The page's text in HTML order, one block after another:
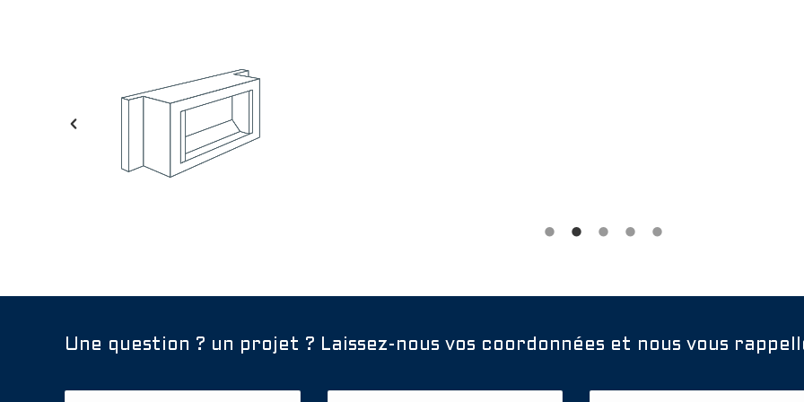
Une question ? un projet ? Laissez-nous vos coordonnées et nous vous